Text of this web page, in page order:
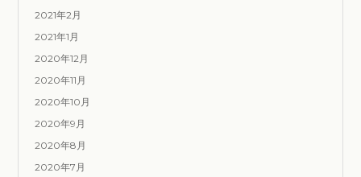
2021年2月
2021年1月
2020年12月
2020年11月
2020年10月
2020年9月
2020年8月
2020年7月